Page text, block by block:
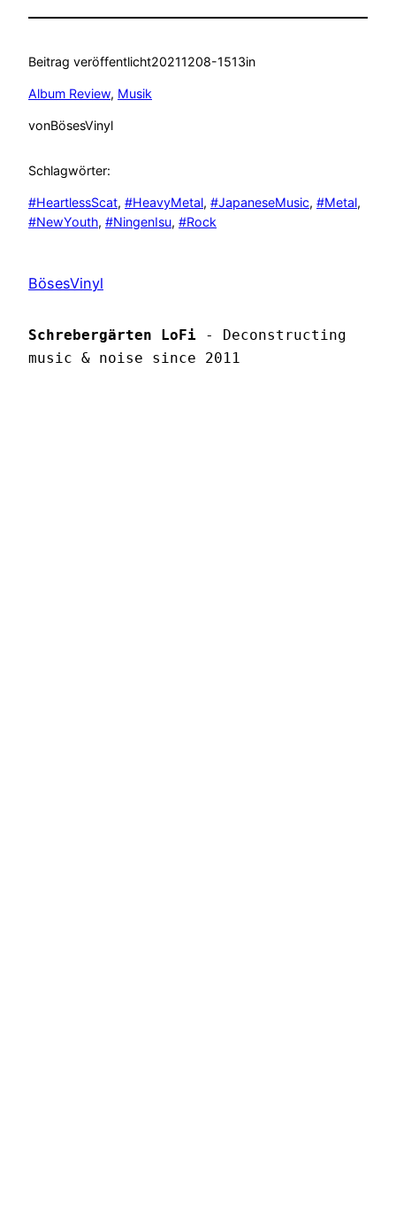
Beitrag veröffentlicht20211208-1513in
Album Review, Musik
vonBösesVinyl
Schlagwörter:
#HeartlessScat, #HeavyMetal, #JapaneseMusic, #Metal
#NewYouth, #NingenIsu, #Rock
BösesVinyl
Schrebergärten LoFi - Deconstructing
music & noise since 2011